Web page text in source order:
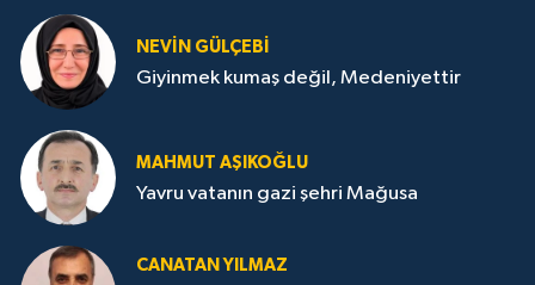
NEVİN GÜLÇEBİ
Giyinmek kumaş değil, Medeniyettir
MAHMUT AŞIKOĞLU
Yavru vatanın gazi şehri Mağusa
CANATAN YILMAZ